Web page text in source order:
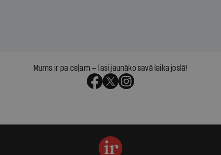
Mums ir pa ceļam — lasi jaunāko savā laika joslā!